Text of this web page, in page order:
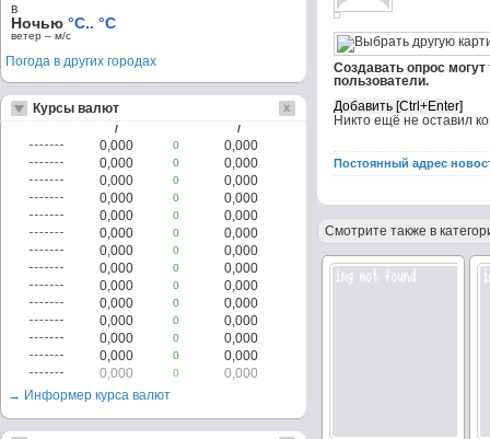
Создавать опрос
пользователи.
Никто ещё не оставил
Постоянный адрес
Смотрите также в
в
Ночью °C.. °C
ветер – м/c
Погода в других городах
Курсы валют
/ /
0,000 0
0,000
0,000
0
0,000
0,000
0
0,000
0,000
0
0,000
0,000
0
0,000
0,000
0
0,000
0,000
0
0,000
0,000
0
0,000
0,000
0
0,000
0,000
0
0,000
0,000
0
0,000
0,000
0
0,000
0,000
0
0,000
0,000
0
0,000
→ Информер курса валют